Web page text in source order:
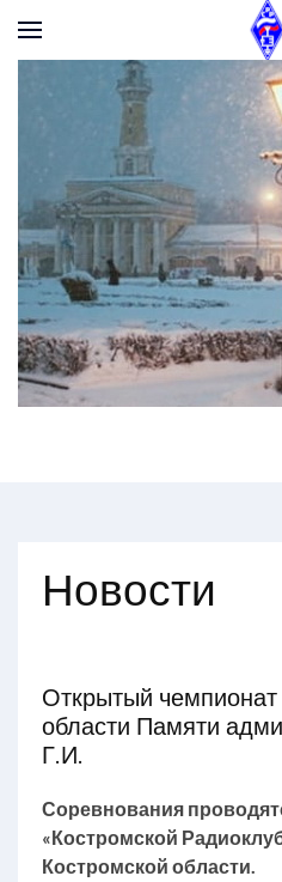
Новости
Открытый
области Памяти
Г.И.
Соревнования
«Костромской
Костромской области.